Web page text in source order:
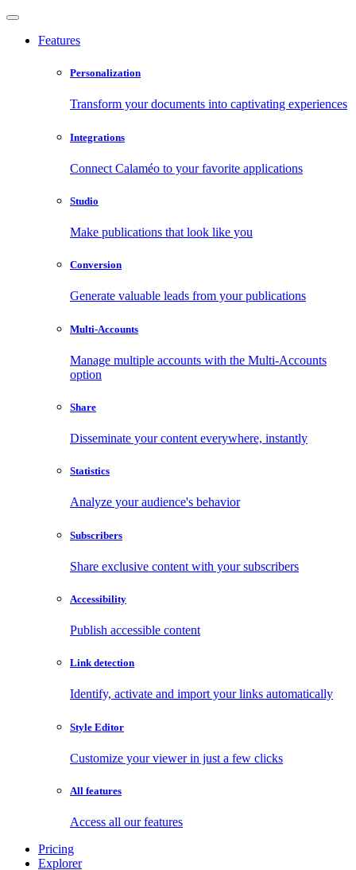
Features
Personalization
Transform your documents into captivating experiences
Integrations
Connect Calaméo to your favorite applications
Studio
Make publications that look like you
Conversion
Generate valuable leads from your publications
Multi-Accounts
Manage multiple accounts with the Multi-Accounts
option
Share
Disseminate your content everywhere, instantly
Statistics
Analyze your audience's behavior
Subscribers
Share exclusive content with your subscribers
Accessibility
Publish accessible content
Link detection
Identify, activate and import your links automatically
Style Editor
Customize your viewer in just a few clicks
All features
Access all our features
Pricing
Explorer